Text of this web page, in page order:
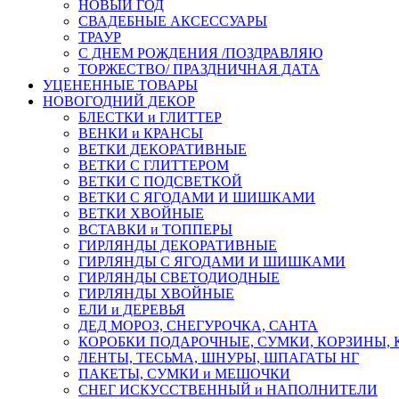
НОВЫЙ ГОД
СВАДЕБНЫЕ АКСЕССУАРЫ
ТРАУР
С ДНЕМ РОЖДЕНИЯ /ПОЗДРАВЛЯЮ
ТОРЖЕСТВО/ ПРАЗДНИЧНАЯ ДАТА
УЦЕНЕННЫЕ ТОВАРЫ
НОВОГОДНИЙ ДЕКОР
БЛЕСТКИ и ГЛИТТЕР
ВЕНКИ и КРАНСЫ
ВЕТКИ ДЕКОРАТИВНЫЕ
ВЕТКИ С ГЛИТТЕРОМ
ВЕТКИ С ПОДСВЕТКОЙ
ВЕТКИ С ЯГОДАМИ И ШИШКАМИ
ВЕТКИ ХВОЙНЫЕ
ВСТАВКИ и ТОППЕРЫ
ГИРЛЯНДЫ ДЕКОРАТИВНЫЕ
ГИРЛЯНДЫ С ЯГОДАМИ И ШИШКАМИ
ГИРЛЯНДЫ СВЕТОДИОДНЫЕ
ГИРЛЯНДЫ ХВОЙНЫЕ
ЕЛИ и ДЕРЕВЬЯ
ДЕД МОРОЗ, СНЕГУРОЧКА, САНТА
КОРОБКИ ПОДАРОЧНЫЕ, СУМКИ,
ЛЕНТЫ, ТЕСЬМА, ШНУРЫ, ШПАГАТЫ НГ
ПАКЕТЫ, СУМКИ и МЕШОЧКИ
СНЕГ ИСКУССТВЕННЫЙ и НАПОЛНИТЕЛИ